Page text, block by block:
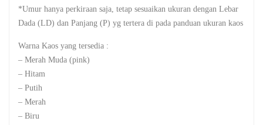
*Umur hanya perkiraan saja, tetap sesuaikan ukuran dengan Lebar
Dada (LD) dan Panjang (P) yg tertera di pada panduan ukuran kaos
Warna Kaos yang tersedia :
– Merah Muda (pink)
– Hitam
– Putih
– Merah
– Biru